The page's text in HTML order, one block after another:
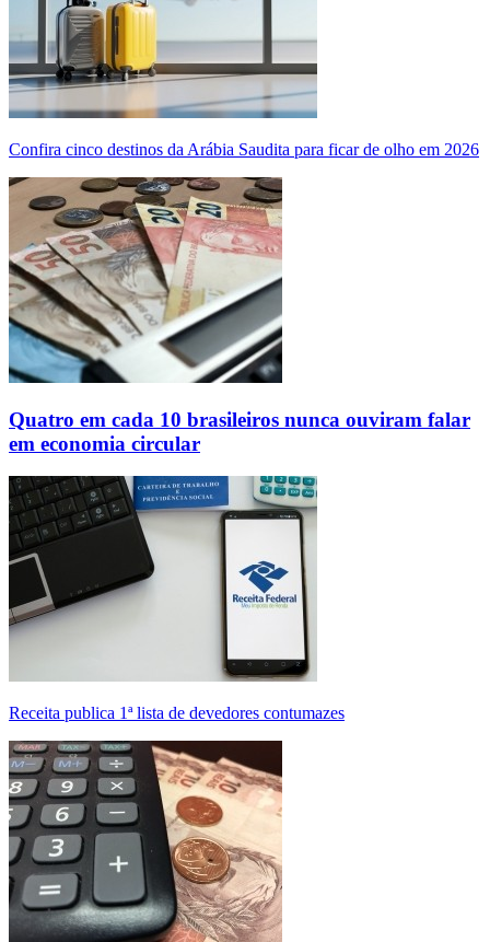
Confira cinco destinos da Arábia Saudita para ficar de olho em 2026
Quatro em cada 10 brasileiros nunca ouviram falar
em economia circular
Receita publica 1ª lista de devedores contumazes